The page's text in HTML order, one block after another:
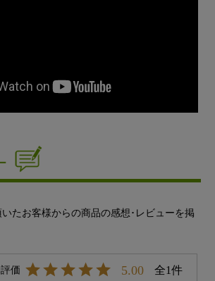
たお客様からの商品の感想･レビューを掲
5.00 1